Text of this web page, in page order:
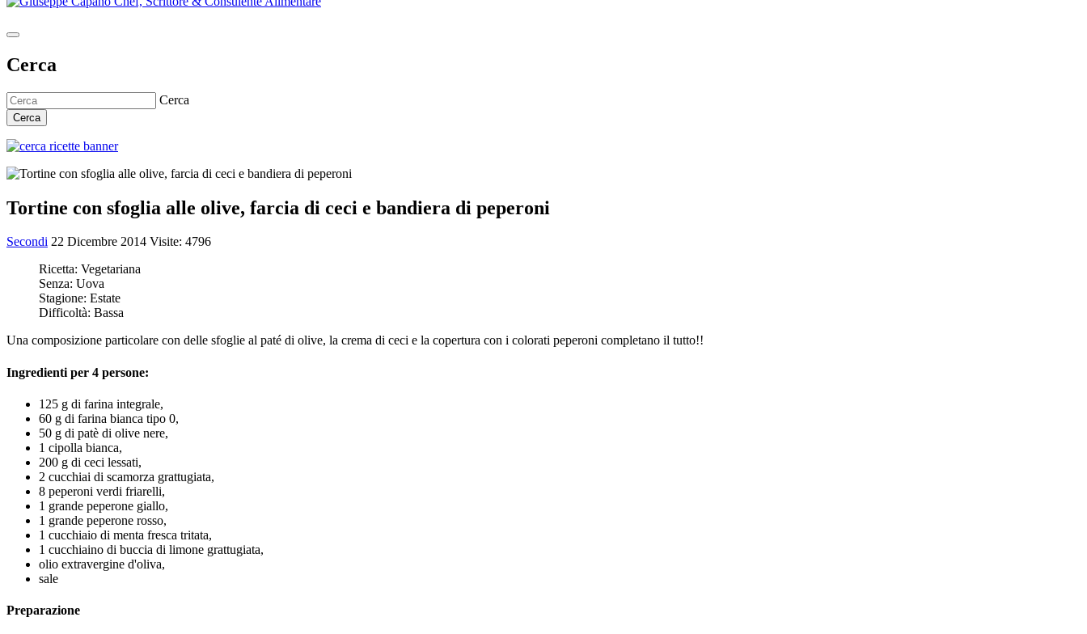
Cerca
Cerca
Cerca
Tortine con sfoglia alle olive, farcia di ceci e bandiera di peperoni
Secondi 22 Dicembre 2014 Visite: 4796
Ricetta: Vegetariana
Senza: Uova
Stagione: Estate
Difficoltà: Bassa
Una composizione particolare con delle sfoglie al paté di olive, la crema di ceci e la copertura con i colorati peperoni completano il tutto!!
Ingredienti per 4 persone:
125 g di farina integrale,
60 g di farina bianca tipo 0,
50 g di patè di olive nere,
1 cipolla bianca,
200 g di ceci lessati,
2 cucchiai di scamorza grattugiata,
8 peperoni verdi friarelli,
1 grande peperone giallo,
1 grande peperone rosso,
1 cucchiaio di menta fresca tritata,
1 cucchiaino di buccia di limone grattugiata,
olio extravergine d'oliva,
sale
Preparazione